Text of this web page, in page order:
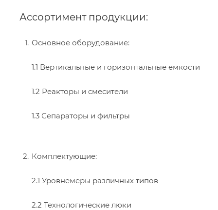
Ассортимент продукции:
Основное оборудование:
1.1 Вертикальные и горизонтальные емкости
1.2 Реакторы и смесители
1.3 Сепараторы и фильтры
Комплектующие:
2.1 Уровнемеры различных типов
2.2 Технологические люки